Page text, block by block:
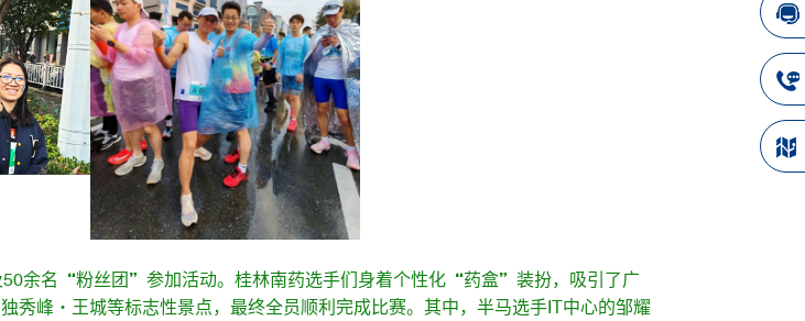
余名“粉丝团”参加活动。桂林南药选手们身着个性化“药盒”装扮，吸引了广
秀峰·王城等标志性景点，最终全员顺利完成比赛。其中，半马选手IT中心的邹耀